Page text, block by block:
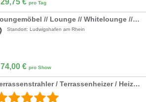
29,75 € pro Tag
Loungemöbel // Lounge // Whitelounge // Möbel // Rattanlounge // Rattanmöbel // Cubes // Wedding Lounge // Party Lounge // Möbel
Standort: Ludwigshafen am Rhein
74,00 € pro Show
Terrassenstrahler / Terrassenheizer / Heizpilz 12 KW